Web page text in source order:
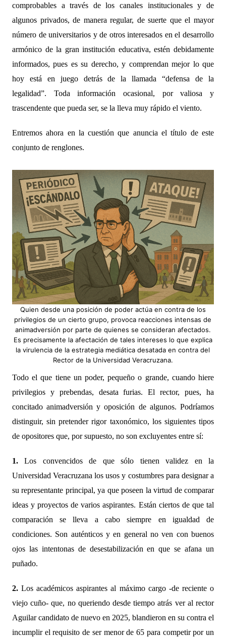
comprobables a través de los canales institucionales y de
algunos privados, de manera regular, de suerte que el mayor
número de universitarios y de otros interesados en el desarrollo
armónico de la gran institución educativa, estén debidamente
informados, pues es su derecho, y comprendan mejor lo que
hoy está en juego detrás de la llamada “defensa de la
legalidad”. Toda información ocasional, por valiosa y
trascendente que pueda ser, se la lleva muy rápido el viento.
Entremos ahora en la cuestión que anuncia el título de este
conjunto de renglones.
Quien desde una posición de poder actúa en contra de los
privilegios de un cierto grupo, provoca reacciones intensas de
animadversión por parte de quienes se consideran afectados.
Es precisamente la afectación de tales intereses lo que explica
la virulencia de la estrategia mediática desatada en contra del
Rector de la Universidad Veracruzana.
Todo el que tiene un poder, pequeño o grande, cuando hiere
privilegios y prebendas, desata furias. El rector, pues, ha
concitado animadversión y oposición de algunos. Podríamos
distinguir, sin pretender rigor taxonómico, los siguientes tipos
de opositores que, por supuesto, no son excluyentes entre sí:
1.Los convencidos de que sólo tienen validez en la
Universidad Veracruzana los usos y costumbres para designar a
su representante principal, ya que poseen la virtud de comparar
ideas y proyectos de varios aspirantes. Están ciertos de que tal
comparación se lleva a cabo siempre en igualdad de
condiciones. Son auténticos y en general no ven con buenos
ojos las intentonas de desestabilización en que se afana un
puñado.
2.Los académicos aspirantes al máximo cargo -de reciente o
viejo cuño- que, no queriendo desde tiempo atrás ver al rector
Aguilar candidato de nuevo en 2025, blandieron en su contra el
incumplir el requisito de ser menor de 65 para competir por un